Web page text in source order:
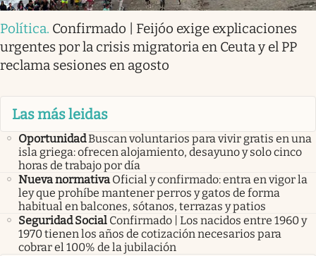
Política. Confirmado | Feijóo exige explicaciones
urgentes por la crisis migratoria en Ceuta y el PP
reclama sesiones en agosto
Las más leidas
OportunidadBuscan voluntarios para vivir gratis en una
isla griega: ofrecen alojamiento, desayuno y solo cinco
horas de trabajo por día
Nueva normativa Oficial y confirmado: entra en vigor la
ley que prohíbe mantener perros y gatos de forma
habitual en balcones, sótanos, terrazas y patios
Seguridad Social Confirmado | Los nacidos entre 1960 y
1970 tienen los años de cotización necesarios para
cobrar el 100% de la jubilación